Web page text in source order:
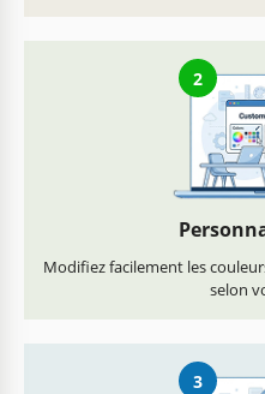
2
Modifiez facilement les
selon
3